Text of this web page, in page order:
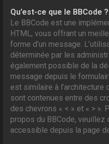
Qu’est-ce que le BBCode ?
Le BBCode est une
HTML, vous offrant un
forme d’un message.
déterminée par les
également possible de la
message depuis le
est similaire à
sont contenues entre des
des chevrons « < » et « > ».
propos du BBCode,
accessible depuis la page